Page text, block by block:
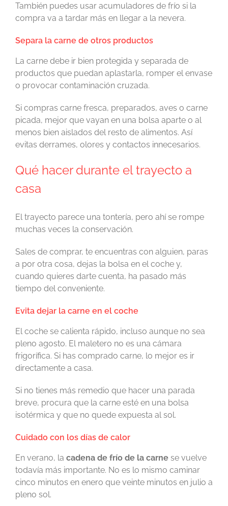
También puedes usar acumuladores de frío si la
compra va a tardar más en llegar a la nevera.
Separa la carne de otros productos
La carne debe ir bien protegida y separada de
productos que puedan aplastarla, romper el envase
o provocar contaminación cruzada.
Si compras carne fresca, preparados, aves o carne
picada, mejor que vayan en una bolsa aparte o al
menos bien aislados del resto de alimentos. Así
evitas derrames, olores y contactos innecesarios.
Qué hacer durante el trayecto a
casa
El trayecto parece una tontería, pero ahí se rompe
muchas veces la conservación.
Sales de comprar, te encuentras con alguien, paras
a por otra cosa, dejas la bolsa en el coche y,
cuando quieres darte cuenta, ha pasado más
tiempo del conveniente.
Evita dejar la carne en el coche
El coche se calienta rápido, incluso aunque no sea
pleno agosto. El maletero no es una cámara
frigorífica. Si has comprado carne, lo mejor es ir
directamente a casa.
Si no tienes más remedio que hacer una parada
breve, procura que la carne esté en una bolsa
isotérmica y que no quede expuesta al sol.
Cuidado con los días de calor
En verano, la cadena de frío de la carne se vuelve
todavía más importante. No es lo mismo caminar
cinco minutos en enero que veinte minutos en julio a
pleno sol.